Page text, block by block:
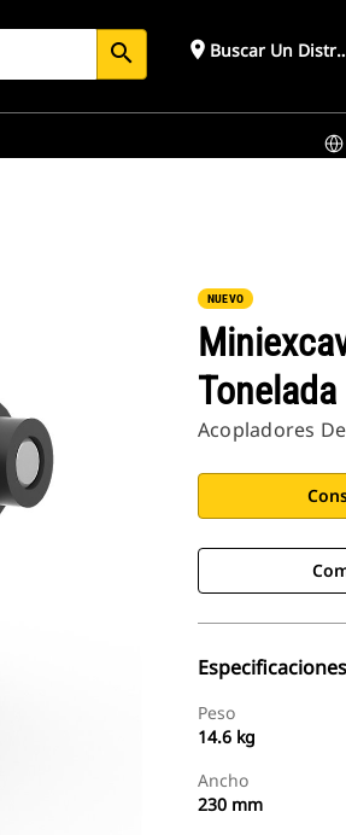
search place Buscar Un
NUEVO
Tonelada
Acopladores
Peso
14.6 kg
Ancho
230 mm